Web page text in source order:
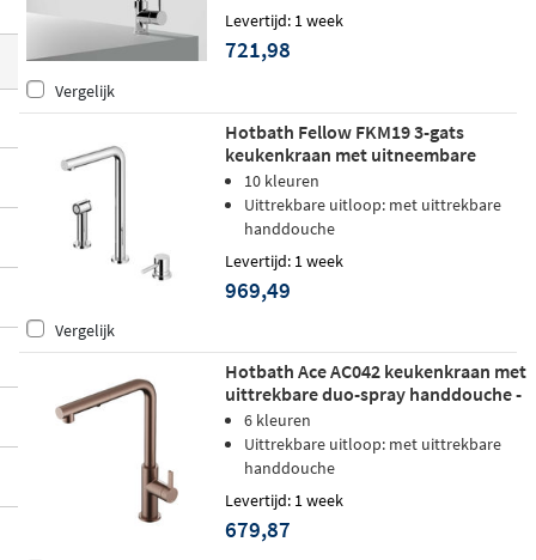
Levertijd: 1 week
721,98
Vergelijk
Hotbath Fellow FKM19 3-gats
keukenkraan met uitneembare
handdouche - geborsteld koper pvd
10 kleuren
Uittrekbare uitloop: met uittrekbare
handdouche
Levertijd: 1 week
969,49
Vergelijk
Hotbath Ace AC042 keukenkraan met
uittrekbare duo-spray handdouche -
geborsteld koper pvd
6 kleuren
Uittrekbare uitloop: met uittrekbare
handdouche
Levertijd: 1 week
679,87